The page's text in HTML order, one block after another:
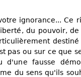
ignorance... Ce
du pouvoir,
pas ou sur ce que
d'une fausse
du sens qu'ils